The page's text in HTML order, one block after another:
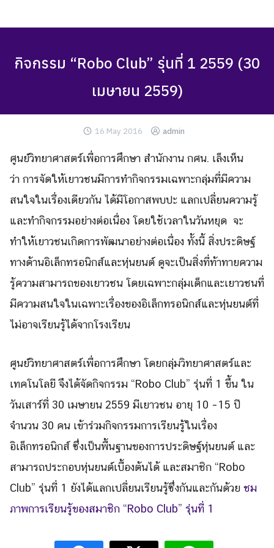
to
Search
Search
กิจกรรม “Robo Club” รุ่นที่ 1 2559 (30
เมษายน 2559)
16 May 2016 admin
ศูนย์วิทยาศาสตร์เพื่อการศึกษา สำนักงาน กศน. เล็งเห็น
ว่า การจัดให้เยาวชนมีการทำกิจกรรมเฉพาะกลุ่มที่มีความ
สนใจในเรื่องเดียวกัน ได้มีโอกาสพบปะ แลกเปลี่ยนความรู้
และทำกิจกรรมอย่างต่อเนื่อง โดยใช้เวลาในวันหยุด จะ
ทำให้เยาวชนเกิดการพัฒนาอย่างต่อเนื่อง ทั้งนี้ สิ่งประดิษฐ์
ทางด้านอิเล็กทรอนิกส์และหุ่นยนต์ ดูจะเป็นสิ่งที่ท้าทายความ
รู้ความสามารถของเยาวชน โดยเฉพาะกลุ่มเด็กและเยาวชนที่
มีความสนใจในเฉพาะเรื่องของอิเล็กทรอนิกส์และหุ่นยนต์ที่
ไม่อาจเรียนรู้ได้จากโรงเรียน
ศูนย์วิทยาศาสตร์เพื่อการศึกษา โดยกลุ่มวิทยาศาสตร์และ
เทคโนโลยี จึงได้จัดกิจกรรม “Robo Club” รุ่นที่ 1 ขึ้น ใน
วันเสาร์ที่ 30 เมษายน 2559 มีเยาวชน อายุ 10 –15 ปี
จำนวน 30 คน เข้าร่วมกิจกรรมการเรียนรู้ในเรื่อง
อิเล็กทรอนิกส์ ซึ่งเป็นพื้นฐานของการประดิษฐ์หุ่นยนต์ และ
สามารถประกอบหุ่นยนต์เบื้องต้นได้ และสมาชิก “Robo
Club” รุ่นที่ 1 ยังได้แลกเปลี่ยนเรียนรู้ซึ่งกันและกันด้วย ชม
ภาพการเรียนรู้ของสมาชิก “Robo Club” รุ่นที่ 1